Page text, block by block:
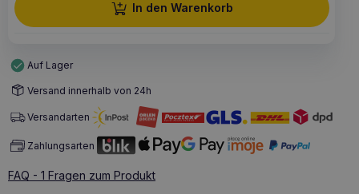
In den Warenkorb
Auf Lager
Versand innerhalb von 24h
Versandarten
Zahlungsarten
FAQ - 1 Fragen zum Produkt